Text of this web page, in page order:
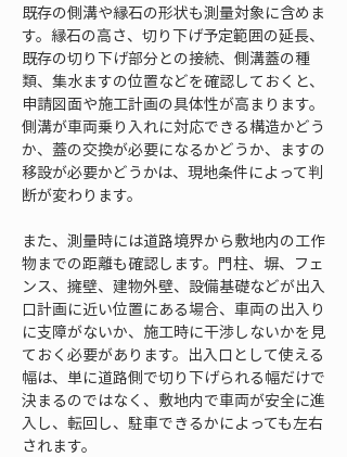
既存の側溝や縁石の形状も測量対象に含めま
す。縁石の高さ、切り下げ予定範囲の延長、
既存の切り下げ部分との接続、側溝蓋の種
類、集水ますの位置などを確認しておくと、
申請図面や施工計画の具体性が高まります。
側溝が車両乗り入れに対応できる構造かどう
か、蓋の交換が必要になるかどうか、ますの
移設が必要かどうかは、現地条件によって判
断が変わります。
また、測量時には道路境界から敷地内の工作
物までの距離も確認します。門柱、塀、フェ
ンス、擁壁、建物外壁、設備基礎などが出入
口計画に近い位置にある場合、車両の出入り
に支障がないか、施工時に干渉しないかを見
ておく必要があります。出入口として使える
幅は、単に道路側で切り下げられる幅だけで
決まるのではなく、敷地内で車両が安全に進
入し、転回し、駐車できるかによっても左右
されます。